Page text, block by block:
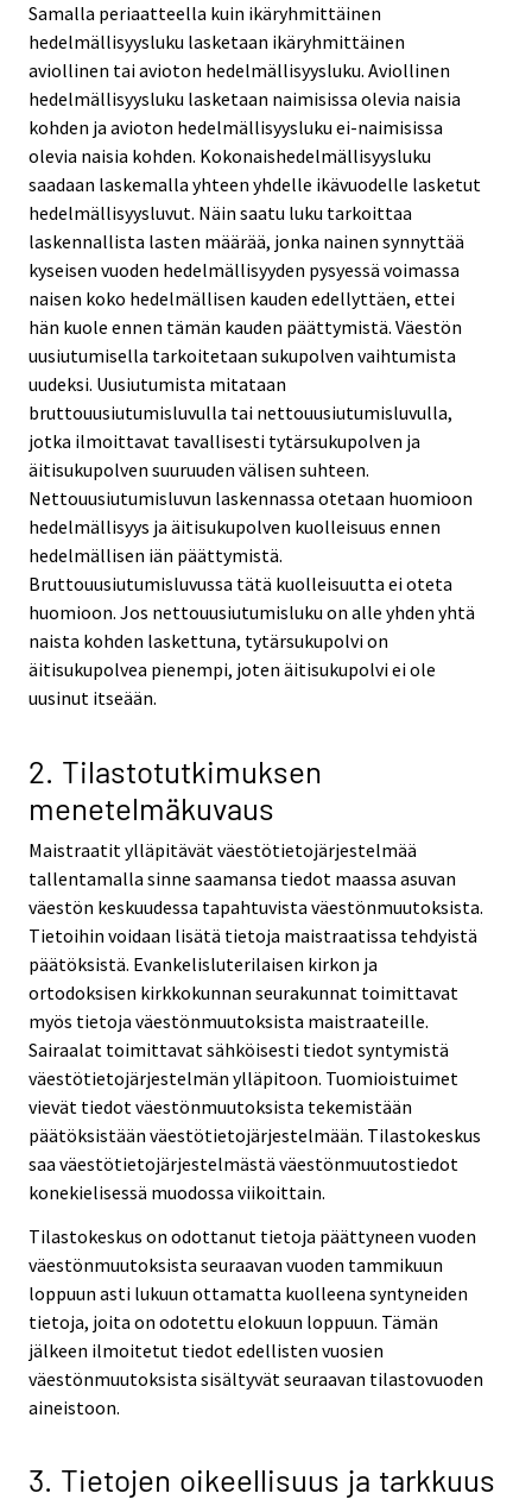
Samalla periaatteella kuin ikäryhmittäinen
hedelmällisyysluku lasketaan ikäryhmittäinen
aviollinen tai avioton hedelmällisyysluku. Aviollinen
hedelmällisyysluku lasketaan naimisissa olevia naisia
kohden ja avioton hedelmällisyysluku ei-naimisissa
olevia naisia kohden. Kokonaishedelmällisyysluku
saadaan laskemalla yhteen yhdelle ikävuodelle lasketut
hedelmällisyysluvut. Näin saatu luku tarkoittaa
laskennallista lasten määrää, jonka nainen synnyttää
kyseisen vuoden hedelmällisyyden pysyessä voimassa
naisen koko hedelmällisen kauden edellyttäen, ettei
hän kuole ennen tämän kauden päättymistä. Väestön
uusiutumisella tarkoitetaan sukupolven vaihtumista
uudeksi. Uusiutumista mitataan
bruttouusiutumisluvulla tai nettouusiutumisluvulla,
jotka ilmoittavat tavallisesti tytärsukupolven ja
äitisukupolven suuruuden välisen suhteen.
Nettouusiutumisluvun laskennassa otetaan huomioon
hedelmällisyys ja äitisukupolven kuolleisuus ennen
hedelmällisen iän päättymistä.
Bruttouusiutumisluvussa tätä kuolleisuutta ei oteta
huomioon. Jos nettouusiutumisluku on alle yhden yhtä
naista kohden laskettuna, tytärsukupolvi on
äitisukupolvea pienempi, joten äitisukupolvi ei ole
uusinut itseään.
2. Tilastotutkimuksen
menetelmäkuvaus
Maistraatit ylläpitävät väestötietojärjestelmää
tallentamalla sinne saamansa tiedot maassa asuvan
väestön keskuudessa tapahtuvista väestönmuutoksista.
Tietoihin voidaan lisätä tietoja maistraatissa tehdyistä
päätöksistä. Evankelisluterilaisen kirkon ja
ortodoksisen kirkkokunnan seurakunnat toimittavat
myös tietoja väestönmuutoksista maistraateille.
Sairaalat toimittavat sähköisesti tiedot syntymistä
väestötietojärjestelmän ylläpitoon. Tuomioistuimet
vievät tiedot väestönmuutoksista tekemistään
päätöksistään väestötietojärjestelmään. Tilastokeskus
saa väestötietojärjestelmästä väestönmuutostiedot
konekielisessä muodossa viikoittain.
Tilastokeskus on odottanut tietoja päättyneen vuoden
väestönmuutoksista seuraavan vuoden tammikuun
loppuun asti lukuun ottamatta kuolleena syntyneiden
tietoja, joita on odotettu elokuun loppuun. Tämän
jälkeen ilmoitetut tiedot edellisten vuosien
väestönmuutoksista sisältyvät seuraavan tilastovuoden
aineistoon.
3. Tietojen oikeellisuus ja tarkkuus